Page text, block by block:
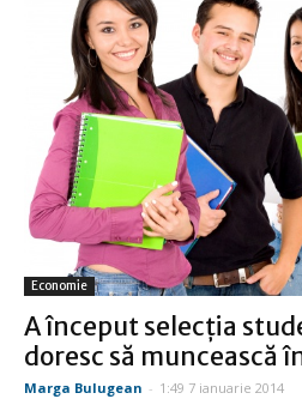
Economie
A început selecţia
doresc să muncească
Marga Bulugean - 1:49 7 ianuarie 2014